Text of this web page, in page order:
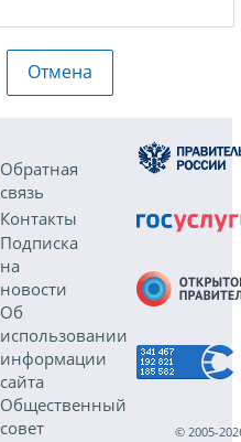
Отмена
Обратная
связь
Контакты
Подписка
на
новости
Об
использовании
информации
сайта
Общественный
совет
© 2005-